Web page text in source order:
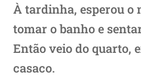
À tardinha, esperou o
tomar o banho e
Então veio do quarto,
casaco.